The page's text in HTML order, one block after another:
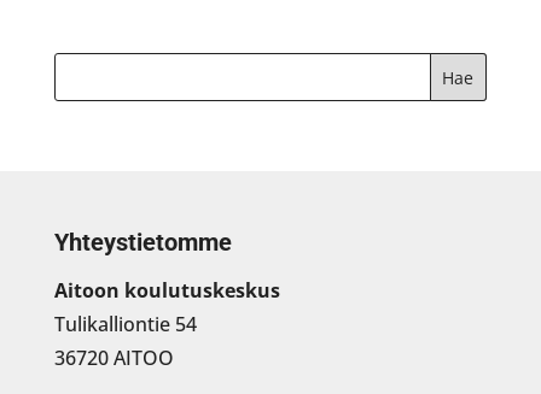
Yhteystietomme
Aitoon koulutuskeskus
Tulikalliontie 54
36720 AITOO